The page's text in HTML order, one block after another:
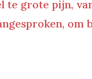
te grote pijn,
om